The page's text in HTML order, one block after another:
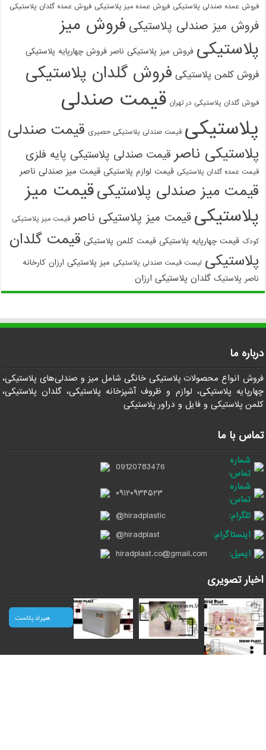
فروش عمده صندلی پلاستیکی فروش عمده میز پلاستیکی فروش عمده گلدان پلاستیکی
فروش میز صندلی پلاستیکی فروش میز
پلاستیکی فروش میز پلاستیکی ناصر فروش چهارپایه پلاستیکی
فروش کلمن پلاستیکی فروش گلدان پلاستیکی
فروش گلدان پلاستیکی در تهران قیمت صندلی
پلاستیکی قیمت صندلی پلاستیکی حصیری قیمت صندلی
پلاستیکی ناصر قیمت صندلی پلاستیکی پایه فلزی
قیمت عمده گلدان پلاستیکی قیمت لوازم پلاستیکی قیمت میز صندلی ناصر
قیمت میز صندلی پلاستیکیقیمت میز
پلاستیکی قیمت میز پلاستیکی ناصر قیمت میز پلاستیکی
کودک قیمت چهارپایه پلاستیکی قیمت کلمن پلاستیکی قیمت گلدان
پلاستیکی لیست قیمت صندلی پلاستیکی میز پلاستیکی ارزان کارخانه
ناصر پلاستیک گلدان پلاستیکی ارزان
درباره ما
فروش انواع محصولات پلاستیکی خانگی شامل میز و صندلی‌های پلاستیکی،
چهارپایه پلاستیکی، لوازم و ظروف آشپزخانه پلاستیکی، گلدان پلاستیکی،
کلمن پلاستیکی و فایل و دراور پلاستیکی
تماس با ما
شماره
تماس:
09120783476
شماره
تماس:
۰۹۱۲۰۹۳۴۵۲۳
تلگرام:
@hiradplastic
اینستاگرام:
@hiradplast
ایمیل:
hiradplast.co@gmail.com
اخبار تصویری
هیراد پلاست